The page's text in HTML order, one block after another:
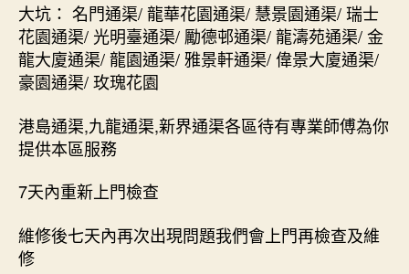
大坑： 名門通渠/ 龍華花園通渠/ 慧景園通渠/ 瑞士
花園通渠/ 光明臺通渠/ 勵德邨通渠/ 龍濤苑通渠/ 金
龍大廈通渠/ 龍園通渠/ 雅景軒通渠/ 偉景大廈通渠/
豪園通渠/ 玫瑰花園
港島通渠,九龍通渠,新界通渠各區待有專業師傅為你
提供本區服務
7天內重新上門檢查
維修後七天內再次出現問題我們會上門再檢查及維
修